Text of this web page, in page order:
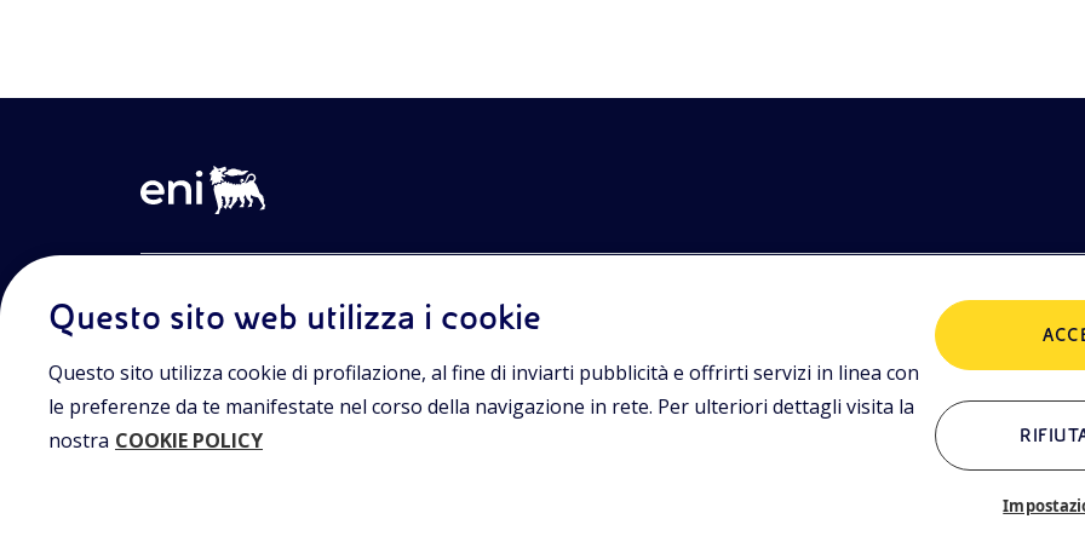
Entra nel mondo Eniscuola.Scopri gli strumenti e le metodologie
innovative per la didattica e naviga tra contenuti multimediali,
Eniscuola è una iniziativa di Eni.
Termini e condizioni
Questo sito web utilizza i cookie
Questo sito utilizza cookie di profilazione, al fine di inviarti pubblicità e offrirti servizi in linea con
le preferenze da te manifestate nel corso della navigazione in rete. Per ulteriori dettagli visita la
nostra COOKIE POLICY